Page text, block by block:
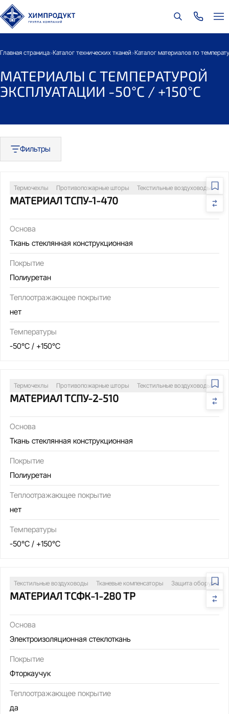
Главная страница>Каталог технических тканей>Каталог материалов по
МАТЕРИАЛЫ С ТЕМПЕРАТУРОЙ
ЭКСПЛУАТАЦИИ -50°C / +150°C
Фильтры
Термочехлы Противопожарные шторы Текстильные воздуховоды
МАТЕРИАЛ ТСПУ-1-470
Основа
Ткань стеклянная конструкционная
Покрытие
Полиуретан
Теплоотражающее покрытие
нет
Температуры
-50°C / +150°C
Термочехлы Противопожарные шторы Текстильные воздуховоды
МАТЕРИАЛ ТСПУ-2-510
Основа
Ткань стеклянная конструкционная
Покрытие
Полиуретан
Теплоотражающее покрытие
нет
Температуры
-50°C / +150°C
Текстильные воздуховоды Тканевые компенсаторы Защита
МАТЕРИАЛ ТСФК-1-280 ТР
Основа
Электроизоляционная стеклоткань
Покрытие
Фторкаучук
Теплоотражающее покрытие
да